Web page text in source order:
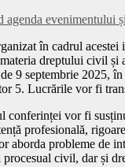
agenda evenimentului
în cadrul
dreptului civil și
9 septembrie 2025,
5. Lucrările vor fi
conferinței vor fi
profesională,
aborda probleme de
civil, dar și